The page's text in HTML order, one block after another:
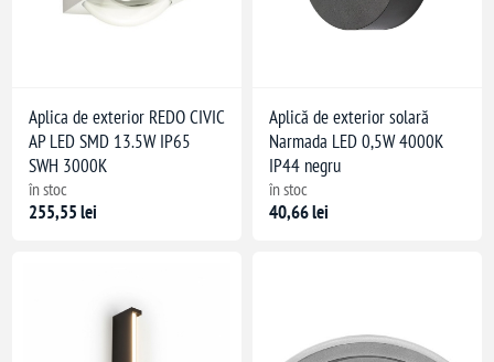
Aplica de exterior REDO CIVIC
AP LED SMD 13.5W IP65
SWH 3000K
în stoc
255,55 lei
Aplică de exterior solară
Narmada LED 0,5W 4000K
IP44 negru
în stoc
40,66 lei